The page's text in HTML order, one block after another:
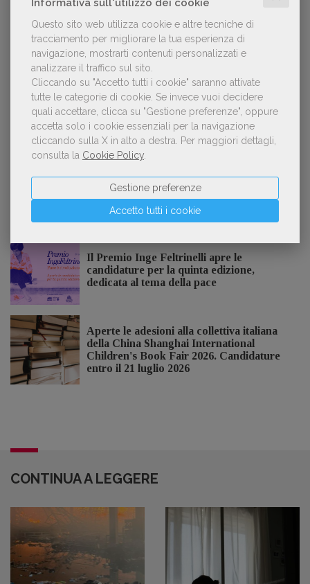
Questo sito web utilizza cookie e altre tecniche di
tracciamento per migliorare la tua esperienza di
navigazione, mostrarti contenuti personalizzati e
analizzare il traffico sul sito.
Cliccando su "Accetto tutti i cookie" saranno attivate
tutte le categorie di cookie. Se invece vuoi decidere
quali accettare, clicca su "Gestione preferenze", oppure
accetta solo i cookie essenziali per la navigazione
cliccando sulla X in alto a destra. Per maggiori dettagli,
consulta la Cookie Policy
Accetto tutti i cookie
Gestione preferenze
Kobo ha rifiutato il 45% dei testi ricevuti per
sospetto utilizzo dell’IA
«La voce umana? Ha un valore aggiunto
impareggiabile». Simona Musmeci, product
manager ebook e audiolibri
NOTIZIE DALL'AIE
Il Premio Inge Feltrinelli apre le
candidature per la quinta edizione,
dedicata al tema della pace
Aperte le adesioni alla collettiva italiana
della China Shanghai International
Children's Book Fair 2026. Candidature
entro il 21 luglio 2026
CONTINUA A LEGGERE